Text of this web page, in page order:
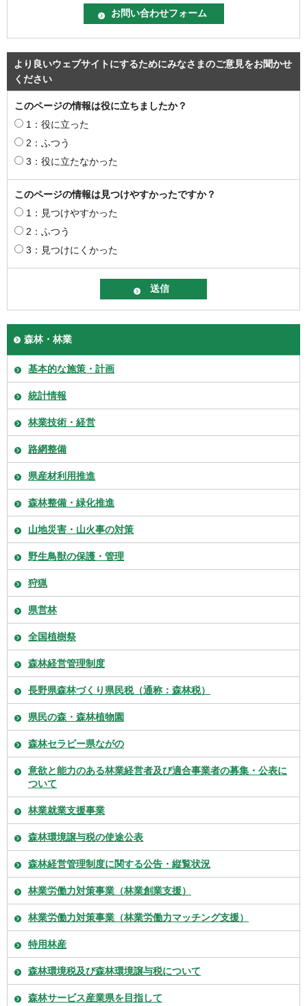
より良いウェブサイトにするためにみなさまのご意見をお聞かせ
ください
このページの情報は役に立ちましたか？
1：役に立った
2：ふつう
3：役に立たなかった
このページの情報は見つけやすかったですか？
1：見つけやすかった
2：ふつう
3：見つけにくかった
森林・林業
基本的な施策・計画
統計情報
林業技術・経営
路網整備
県産材利用推進
森林整備・緑化推進
山地災害・山火事の対策
野生鳥獣の保護・管理
狩猟
県営林
全国植樹祭
森林経営管理制度
長野県森林づくり県民税（通称：森林税）
県民の森・森林植物園
森林セラピー県ながの
意欲と能力のある林業経営者及び適合事業者の募集・公表に
ついて
林業就業支援事業
森林環境譲与税の使途公表
森林経営管理制度に関する公告・縦覧状況
林業労働力対策事業（林業創業支援）
林業労働力対策事業（林業労働力マッチング支援）
特用林産
森林環境税及び森林環境譲与税について
森林サービス産業県を目指して